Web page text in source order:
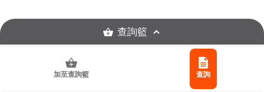
加至查詢籃 查詢
查詢籃